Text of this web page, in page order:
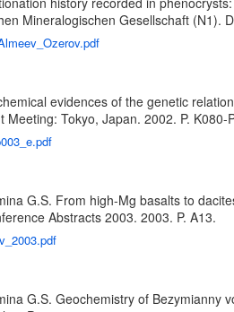
Mineralogischen Gesellschaft (N1).
evidences of the genetic
Tokyo, Japan. 2002. P. K080-
G.S. From high-Mg basalts to
Abstracts 2003. 2003. P. A13.
G.S. Geochemistry of